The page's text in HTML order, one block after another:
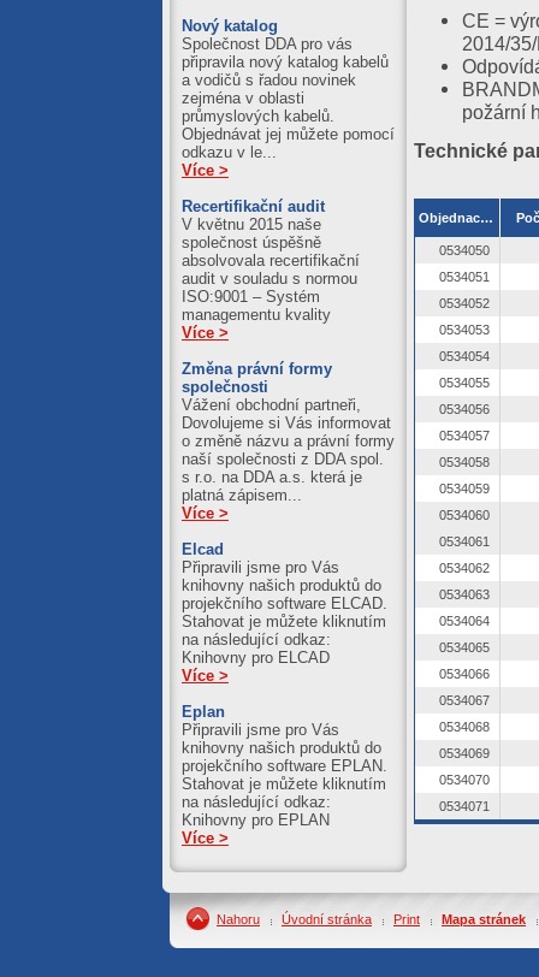
CE =
2014/
požární
Technické
Objednací číslo
0534050
0534051
0534052
0534053
0534054
0534055
0534056
0534057
0534058
0534059
0534060
0534061
0534062
0534063
0534064
0534065
0534066
0534067
0534068
0534069
0534070
0534071
Nový katalog
Společnost DDA pro vás
připravila nový katalog kabelů
a vodičů s řadou novinek
zejména v oblasti
průmyslových kabelů.
Objednávat jej můžete pomocí
odkazu v le...
Více >
Recertifikační audit
V květnu 2015 naše
společnost úspěšně
absolvovala recertifikační
audit v souladu s normou
ISO:9001 – Systém
managementu kvality
Více >
Změna právní formy
společnosti
Vážení obchodní partneři,
Dovolujeme si Vás informovat
o změně názvu a právní formy
naší společnosti z DDA spol.
s r.o. na DDA a.s. která je
platná zápisem...
Více >
Elcad
Připravili jsme pro Vás
knihovny našich produktů do
projekčního software ELCAD.
Stahovat je můžete kliknutím
na následující odkaz:
Knihovny pro ELCAD
Více >
Eplan
Připravili jsme pro Vás
knihovny našich produktů do
projekčního software EPLAN.
Stahovat je můžete kliknutím
na následující odkaz:
Knihovny pro EPLAN
Více >
Nahoru Úvodní stránka Print Mapa stránek